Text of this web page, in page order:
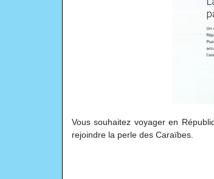
Vous souhaitez voyager en
rejoindre la perle des Caraïbes.